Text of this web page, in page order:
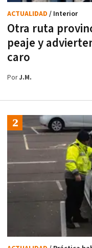
Otra ruta
peaje y
caro
ACTUALIDAD / Interior
PorJ.M.